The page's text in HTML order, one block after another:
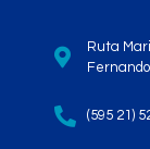
Ruta
(595 21)